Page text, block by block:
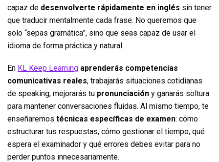
capaz de desenvolverte rápidamente en inglés sin tener
que traducir mentalmente cada frase. No queremos que
solo “sepas gramática”, sino que seas capaz de usar el
idioma de forma práctica y natural.
En KL Keep Learning aprenderás competencias
comunicativas reales, trabajarás situaciones cotidianas
de speaking, mejorarás tu pronunciación y ganarás soltura
para mantener conversaciones fluidas. Al mismo tiempo, te
enseñaremos técnicas específicas de examen: cómo
estructurar tus respuestas, cómo gestionar el tiempo, qué
espera el examinador y qué errores debes evitar para no
perder puntos innecesariamente.